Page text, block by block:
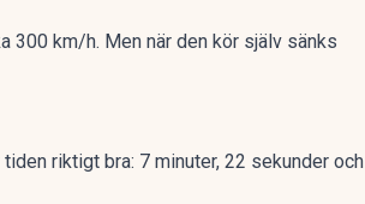
300 km/h. Men när den kör själv sänks
riktigt bra: 7 minuter, 22 sekunder och